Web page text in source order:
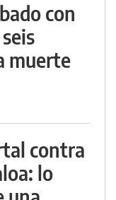
con
muerte
contra
lo